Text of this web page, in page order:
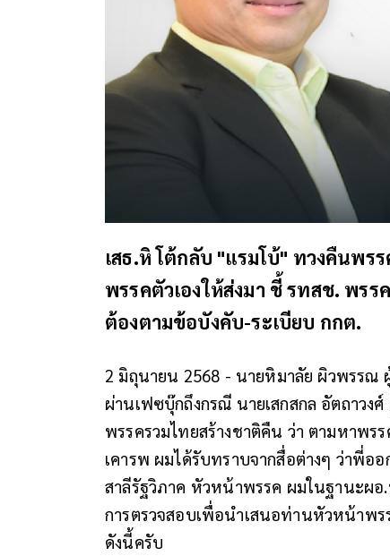
เสธ.หิ โต้กลับ "แรมโบ้" ทวงคืนพ
พรรคตัวเองให้ส่งมา ชี้ รทสช. พร
ต้องตามข้อบังคับ-ระเบียบ กกต.
2 มิถุนายน 2568 - นายหิมาลัย ผิวพรรณ
ผ่านเฟซบุ๊กถึงกรณี นายเสกสกล อัตถาวง
พรรครวมไทยสร้างชาติคืน ว่า ตามหาพร
เคารพ ผมได้รับทราบจากสื่อต่างๆ ว่าพี่อ
สาลีรัฐวิภาค หัวหน้าพรรค ผมในฐานะผ
การตรวจสอบเพื่อนำเสนอท่านหัวหน้าพร
ดังนี้ครับ